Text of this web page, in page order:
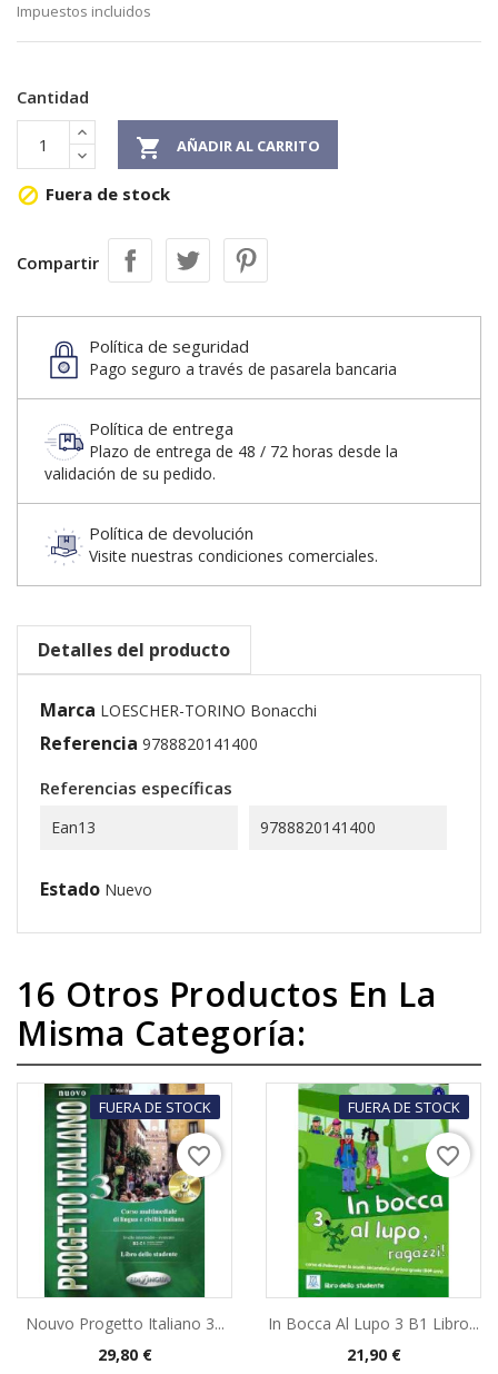
Impuestos incluidos
Cantidad
 AÑADIR AL CARRITO
 Fuera de stock
Compartir
Política de seguridad
Pago seguro a través de pasarela bancaria
Política de entrega
Plazo de entrega de 48 / 72 horas desde la
validación de su pedido.
Política de devolución
Visite nuestras condiciones comerciales.
Detalles del producto
Marca LOESCHER-TORINO Bonacchi
Referencia 9788820141400
Referencias específicas
Ean13 9788820141400
Estado Nuevo
16 Otros Productos En La
Misma Categoría:
FUERA DE STOCK
Nouvo Progetto Italiano 3...
Precio
29,80 €
favorite_border
FUERA DE STOCK
In Bocca Al Lupo 3 B1 Libro...
Precio
21,90 €
favorite_border